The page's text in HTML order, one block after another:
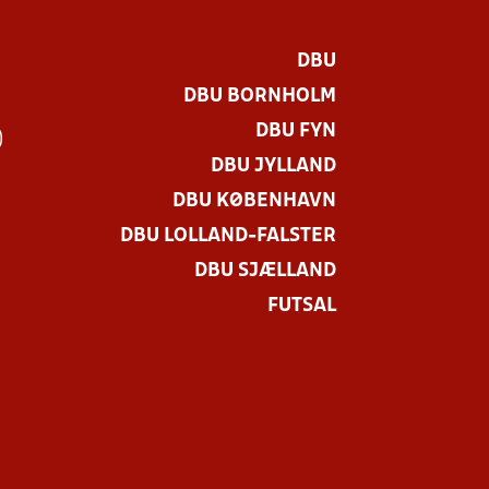
DBU
DBU BORNHOLM
DBU FYN
DBU JYLLAND
DBU KØBENHAVN
DBU LOLLAND-FALSTER
DBU SJÆLLAND
FUTSAL